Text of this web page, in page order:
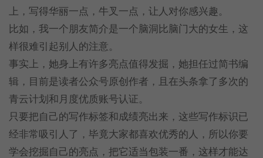
上，写得华丽一点，牛叉一点，让人对你感兴趣。
比如，我一个朋友简介是一个脑洞比脑门大的女生，这
样很难引起别人的注意。
事实上，她身上有许多亮点值得发掘，她担任过简书编
辑，目前是读者公众号原创作者，且在头条拿了多次的
青云计划和月度优质账号认证。
只要把自己的写作标签和成绩亮出来，这些写作标识已
经非常吸引人了，毕竟大家都喜欢优秀的人，所以你要
学会挖掘自己的亮点，把它适当包装一番，这样才能达